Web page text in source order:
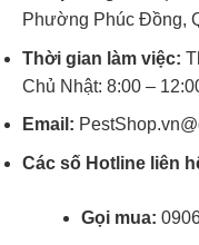
Phường Phúc Đồng,
Thời gian làm việc:
Chủ Nhật: 8:00 –
Email:
Các số Hotline liên
Gọi mua: